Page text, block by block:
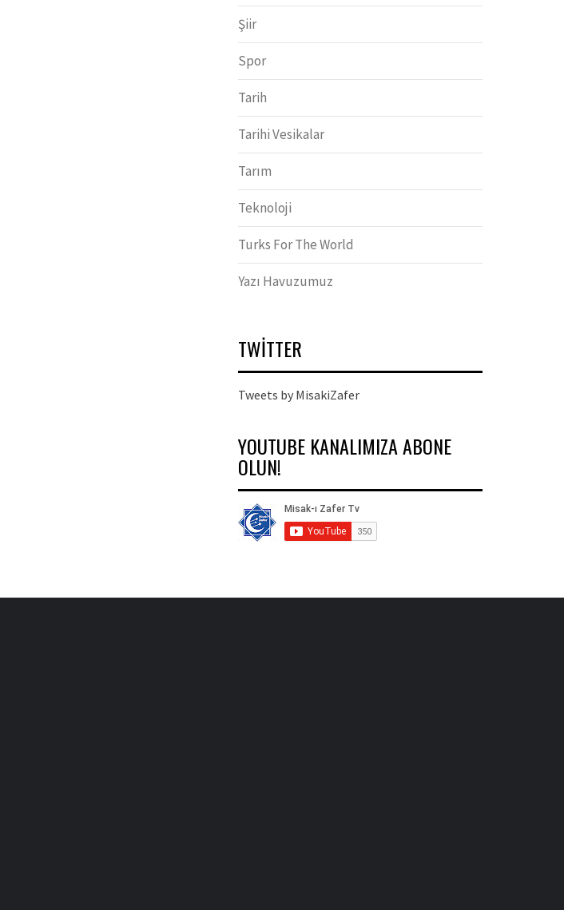
Şiir
Spor
Tarih
Tarihi Vesikalar
Tarım
Teknoloji
Turks For The World
Yazı Havuzumuz
TWITTER
Tweets by MisakiZafer
YOUTUBE KANALIMIZA ABONE
OLUN!